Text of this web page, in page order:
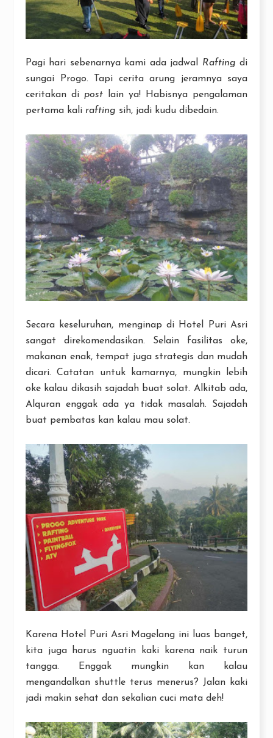
Pagi hari sebenarnya kami ada jadwal Rafting di
sungai Progo. Tapi cerita arung jeramnya saya
ceritakan di post lain ya! Habisnya pengalaman
pertama kali rafting sih, jadi kudu dibedain.
Secara keseluruhan, menginap di Hotel Puri Asri
sangat direkomendasikan. Selain fasilitas oke,
makanan enak, tempat juga strategis dan mudah
dicari. Catatan untuk kamarnya, mungkin lebih
oke kalau dikasih sajadah buat solat. Alkitab ada,
Alquran enggak ada ya tidak masalah. Sajadah
buat pembatas kan kalau mau solat.
Karena Hotel Puri Asri Magelang ini luas banget,
kita juga harus nguatin kaki karena naik turun
tangga. Enggak mungkin kan kalau
mengandalkan shuttle terus menerus? Jalan kaki
jadi makin sehat dan sekalian cuci mata deh!